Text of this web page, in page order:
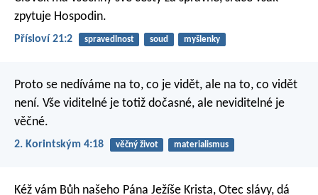
zpytuje Hospodin.
Přísloví 21:2 spravedlnost soud myšlenky
Proto se nedíváme na to, co je vidět, ale na to, co vidět
není. Vše viditelné je totiž dočasné, ale neviditelné je
věčné.
2. Korintským 4:18 věčný život materialismus
Kéž vám Bůh našeho Pána Ježíše Krista, Otec slávy, dá